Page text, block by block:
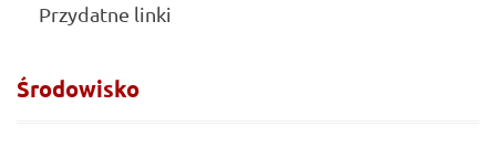
Przydatne linki
Środowisko